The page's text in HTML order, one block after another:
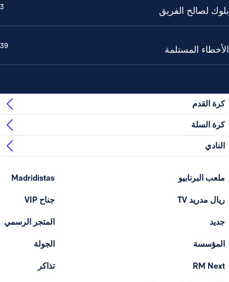
بلوك لصالح الفريق 3
الأخطاء المستلمة 39
كرة القدم
كرة السلة
النادي
ملعب البرنابيو
ريال مدريد TV
جديد
المؤسسة
RM Next
Madridistas
جناح VIP
المتجر الرسمي
الجولة
تذاكر